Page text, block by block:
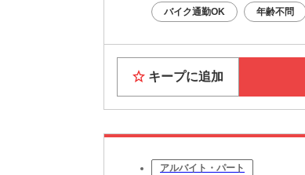
バイク通勤OK 年齢不問
キープに追加
アルバイト・パート